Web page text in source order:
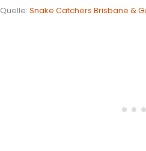
Quelle: Snake Catchers Brisbane &